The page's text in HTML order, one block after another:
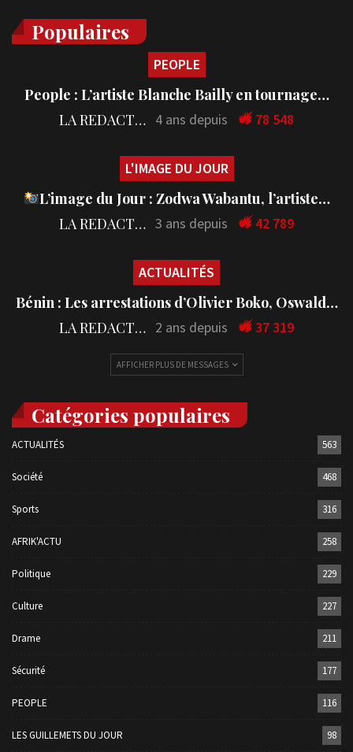
Populaires
PEOPLE
People : L’artiste Blanche Bailly en tournage…
LA REDACTION 4 ans depuis 78 548
L'IMAGE DU JOUR
L’image du Jour : Zodwa Wabantu, l’artiste…
LA REDACTION 3 ans depuis 42 789
ACTUALITÉS
Bénin : Les arrestations d’Olivier Boko, Oswald…
LA REDACTION 2 ans depuis 37 319
AFFICHER PLUS DE MESSAGES
Catégories populaires
ACTUALITÉS 563
Société 468
Sports 316
AFRIK'ACTU 258
Politique 229
Culture 227
Drame 211
Sécurité 177
PEOPLE 116
LES GUILLEMETS DU JOUR 98